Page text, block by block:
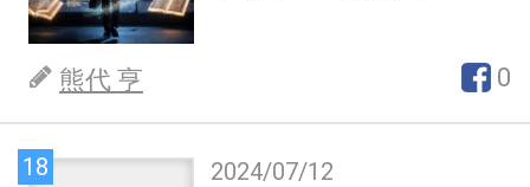
熊代 亨 0
18 2024/07/12